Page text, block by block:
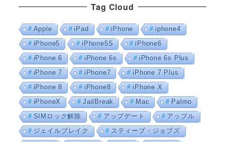
Tag Cloud
Apple iPad iPhone
iphone4
iPhone5
iPhone5S
iPhone6
iPhone 6
iPhone 6s
iPhone 6s Plus
iPhone 7
iPhone7
iPhone 7 Plus
iPhone 8
iPhone8
iPhone X
iPhoneX
JailBreak Mac
Palmo
SIMロック解除
アップデート
アップル
ジェイルブレイク
スティーブ・ジョブズ